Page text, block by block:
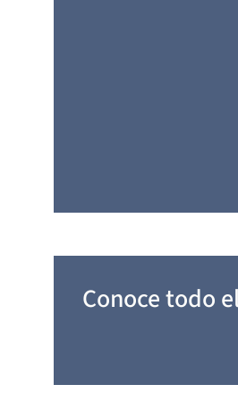
Conoce todo